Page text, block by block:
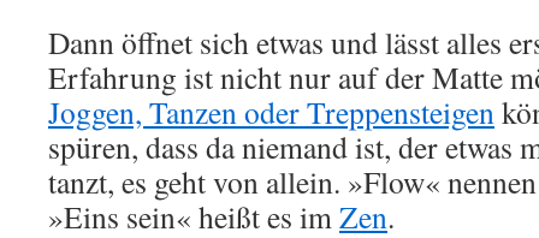
Dann öffnet sich etwas und lässt alles
Erfahrung ist nicht nur auf der Matte
Joggen, Tanzen oder Treppensteigen
spüren, dass da niemand ist, der etwas
tanzt, es geht von allein. »Flow«
»Eins sein« heißt es imZen.